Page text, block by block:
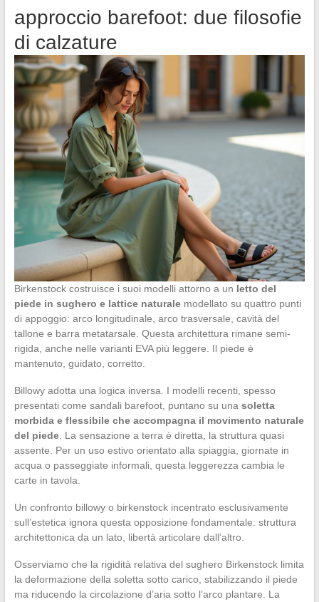
approccio barefoot: due filosofie
di calzature
Birkenstock costruisce i suoi modelli attorno a un letto del
piede in sughero e lattice naturalemodellato su quattro punti
di appoggio: arco longitudinale, arco trasversale, cavità del
tallone e barra metatarsale. Questa architettura rimane semi-
rigida, anche nelle varianti EVA più leggere. Il piede è
mantenuto, guidato, corretto.
Billowy adotta una logica inversa. I modelli recenti, spesso
presentati come sandali barefoot, puntano su una soletta
morbida e flessibile che accompagna il movimento naturale
del piede. La sensazione a terra è diretta, la struttura quasi
assente. Per un uso estivo orientato alla spiaggia, giornate in
acqua o passeggiate informali, questa leggerezza cambia le
carte in tavola.
Un confronto billowy o birkenstock incentrato esclusivamente
sull’estetica ignora questa opposizione fondamentale: struttura
architettonica da un lato, libertà articolare dall’altro.
Osserviamo che la rigidità relativa del sughero Birkenstock limita
la deformazione della soletta sotto carico, stabilizzando il piede
ma riducendo la circolazione d’aria sotto l’arco plantare. La